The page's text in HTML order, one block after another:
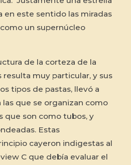
en este sentido las miradas
un supernúcleo
de la corteza de la
muy particular, y sus
tipos de pastas, llevó a
las que se organizan como
que son como tubos, y
Estas
cayeron indigestas al
C que debía evaluar el